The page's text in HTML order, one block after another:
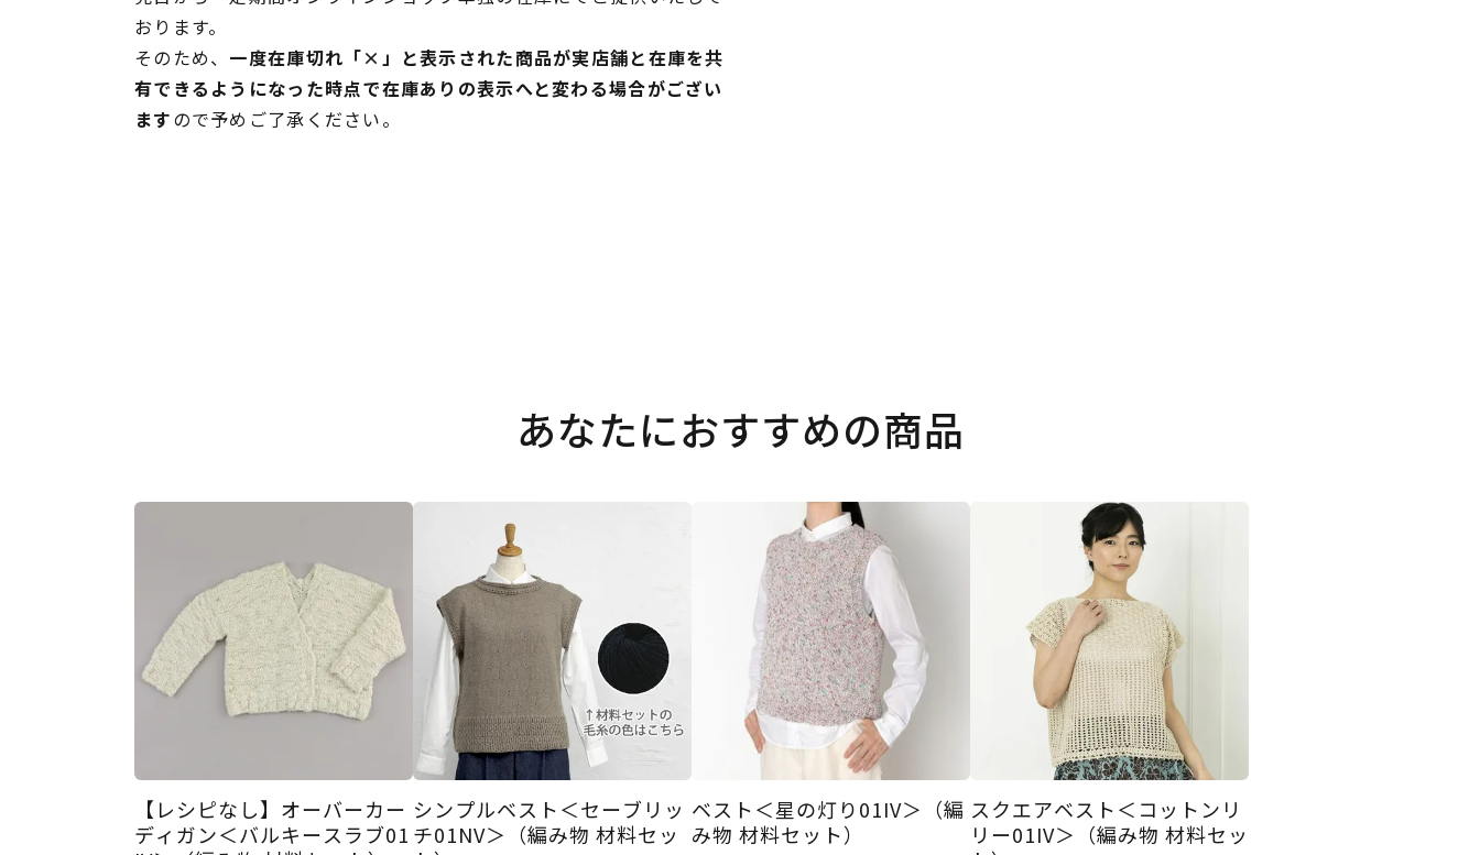
おります。
そのため、 一度在庫切れ「×」と表示された商品が実店舗と在庫を共
有できるようになった時点で在庫ありの表示へと変わる場合がござい
ますので予めご了承ください。
あなたにおすすめの商品
【レシピなし】オーバーカー
ディガン＜バルキースラブ01
シンプルベスト＜セーブリッ
チ01NV＞（編み物 材料セッ
ベスト＜星の灯り01IV＞（編
み物 材料セット）
スクエアベスト＜コットンリ
リー01IV＞（編み物 材料セッ